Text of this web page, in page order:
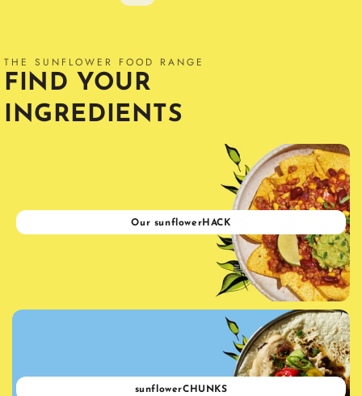
THE SUNFLOWER FOOD RANGE
FIND YOUR
INGREDIENTS
Our sunflowerHACK
sunflowerCHUNKS